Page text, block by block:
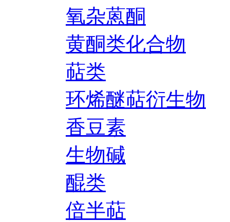
氧杂蒽酮
黄酮类化合物
萜类
环烯醚萜衍生物
香豆素
生物碱
醌类
倍半萜